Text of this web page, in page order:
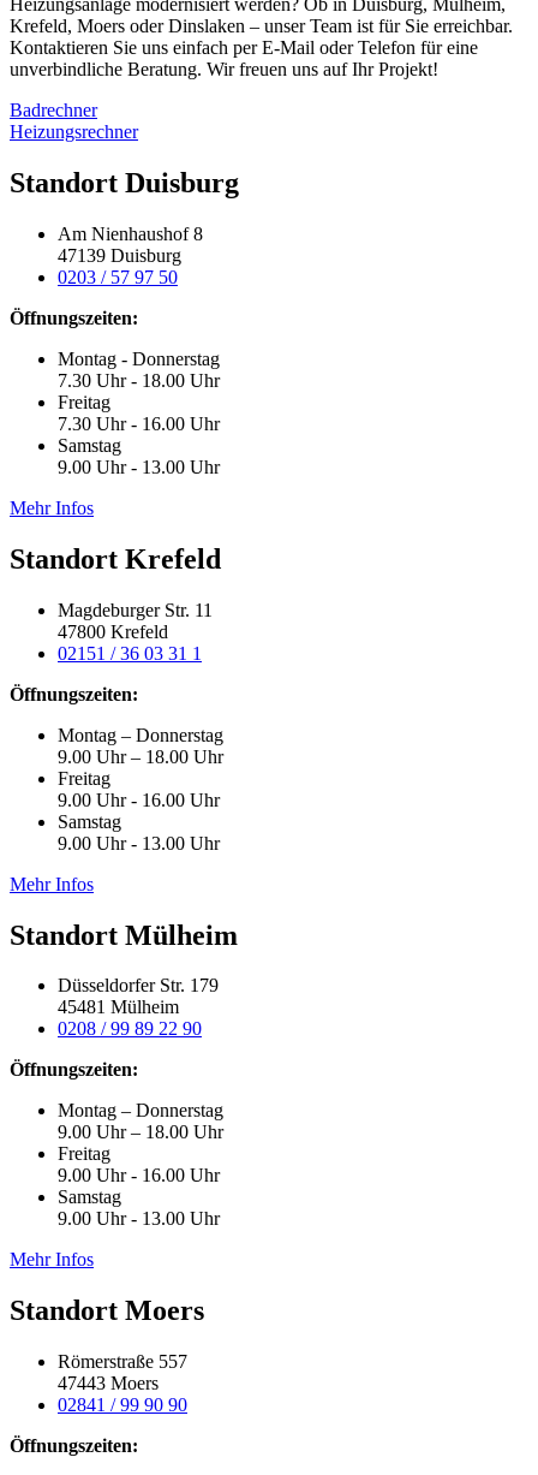
Heizungsanlage modernisiert werden? Ob in Duisburg, Mülheim,
Krefeld, Moers oder Dinslaken – unser Team ist für Sie erreichbar.
Kontaktieren Sie uns einfach per E-Mail oder Telefon für eine
unverbindliche Beratung. Wir freuen uns auf Ihr Projekt!
Badrechner
Heizungsrechner
Standort Duisburg
Am Nienhaushof 8
47139 Duisburg
0203 / 57 97 50
Öffnungszeiten:
Montag - Donnerstag
7.30 Uhr - 18.00 Uhr
Freitag
7.30 Uhr - 16.00 Uhr
Samstag
9.00 Uhr - 13.00 Uhr
Mehr Infos
Standort Krefeld
Magdeburger Str. 11
47800 Krefeld
02151 / 36 03 31 1
Öffnungszeiten:
Montag – Donnerstag
9.00 Uhr – 18.00 Uhr
Freitag
9.00 Uhr - 16.00 Uhr
Samstag
9.00 Uhr - 13.00 Uhr
Mehr Infos
Standort Mülheim
Düsseldorfer Str. 179
45481 Mülheim
0208 / 99 89 22 90
Öffnungszeiten:
Montag – Donnerstag
9.00 Uhr – 18.00 Uhr
Freitag
9.00 Uhr - 16.00 Uhr
Samstag
9.00 Uhr - 13.00 Uhr
Mehr Infos
Standort Moers
Römerstraße 557
47443 Moers
02841 / 99 90 90
Öffnungszeiten: